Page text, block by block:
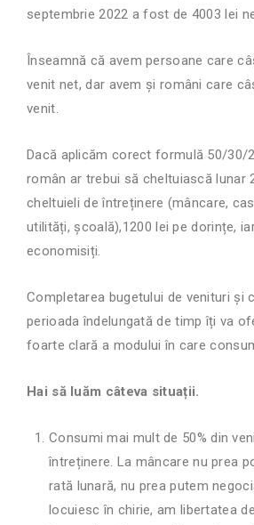
septembrie 2022 a fost de 4003 lei
Înseamnă că avem persoane care
venit net, dar avem și români care
venit.
Dacă aplicăm corect formulă 50/30/
român ar trebui să cheltuiască lunar
cheltuieli de întreținere (mâncare,
utilități, școală),1200 lei pe dorințe,
economisiți.
Completarea bugetului de venituri și
perioada îndelungată de timp îți va
foarte clară a modului în care
Hai să luăm câteva situații.
Consumi mai mult de 50% din
întreținere. La mâncare nu prea
rată lunară, nu prea putem
locuiesc în chirie, am libertatea